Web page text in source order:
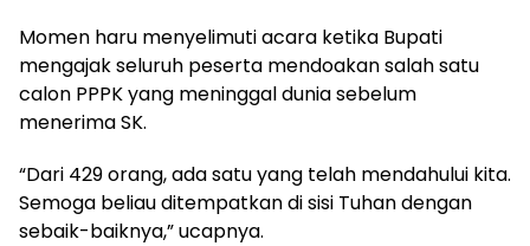
Momen haru menyelimuti acara ketika Bupati
mengajak seluruh peserta mendoakan salah satu
calon PPPK yang meninggal dunia sebelum
menerima SK.
“Dari 429 orang, ada satu yang telah mendahului kita.
Semoga beliau ditempatkan di sisi Tuhan dengan
sebaik-baiknya,” ucapnya.